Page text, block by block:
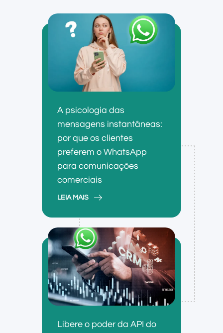
A psicologia das
mensagens instantâneas:
por que os clientes
preferem o WhatsApp
para comunicações
comerciais
LEIA MAIS
Libere o poder da API do